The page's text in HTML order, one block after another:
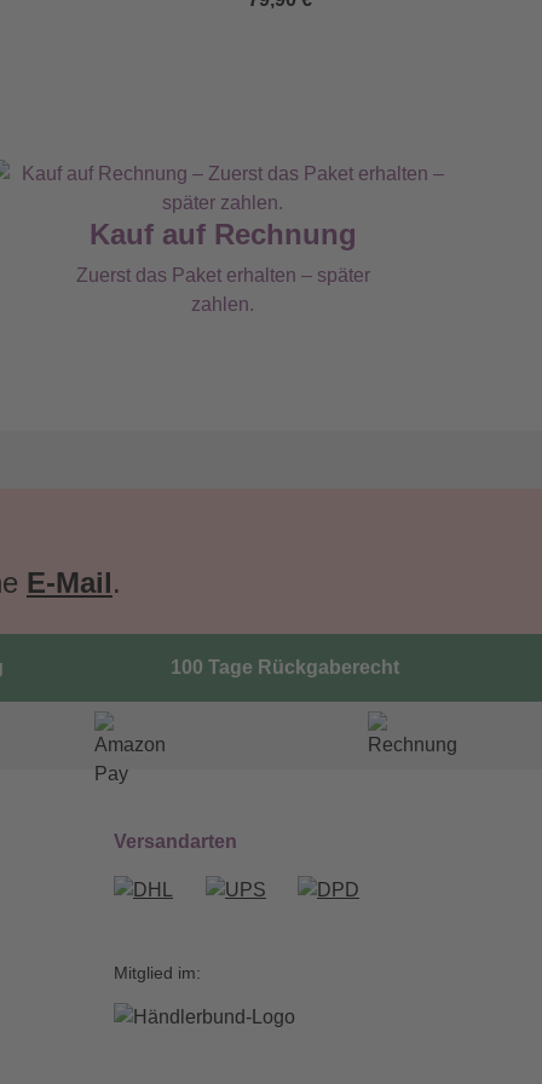
Kauf auf Rechnung
Zuerst das Paket erhalten – später
zahlen.
E-Mail.
100 Tage Rückgaberecht
Versandarten
Mitglied im: